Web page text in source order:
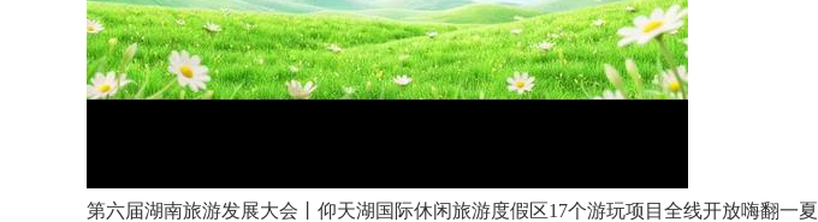
第六届湖南旅游发展大会丨仰天湖国际休闲旅游度假区17个游玩项目全线开放嗨翻一夏